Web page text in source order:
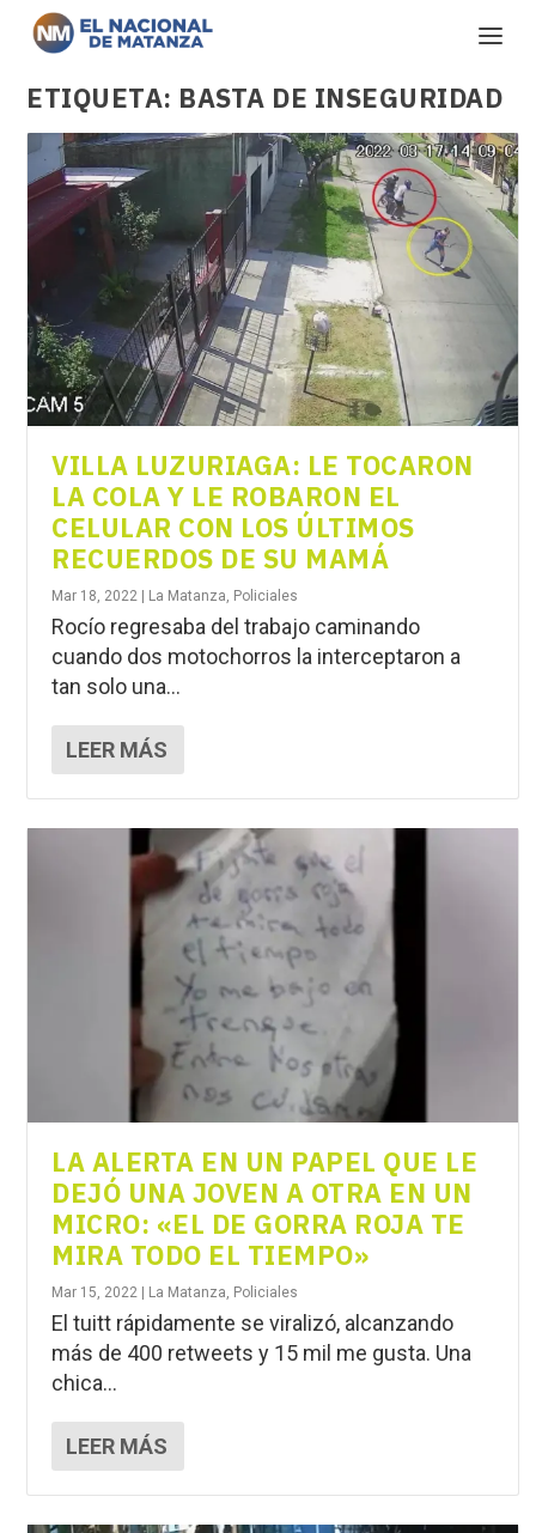
ETIQUETA: BASTA DE INSEGURIDAD
VILLA LUZURIAGA: LE TOCARON
LA COLA Y LE ROBARON EL
CELULAR CON LOS ÚLTIMOS
RECUERDOS DE SU MAMÁ
Mar 18, 2022 La Matanza, Policiales
Rocío regresaba del trabajo caminando
cuando dos motochorros la interceptaron a
tan solo una...
LEER MÁS
LA ALERTA EN UN PAPEL QUE LE
DEJÓ UNA JOVEN A OTRA EN UN
MICRO: «EL DE GORRA ROJA TE
MIRA TODO EL TIEMPO»
Mar 15, 2022 | La Matanza Policiales
El tuitt rápidamente se viralizó, alcanzando
más de 400 retweets y 15 mil me gusta. Una
chica...
LEER MÁS